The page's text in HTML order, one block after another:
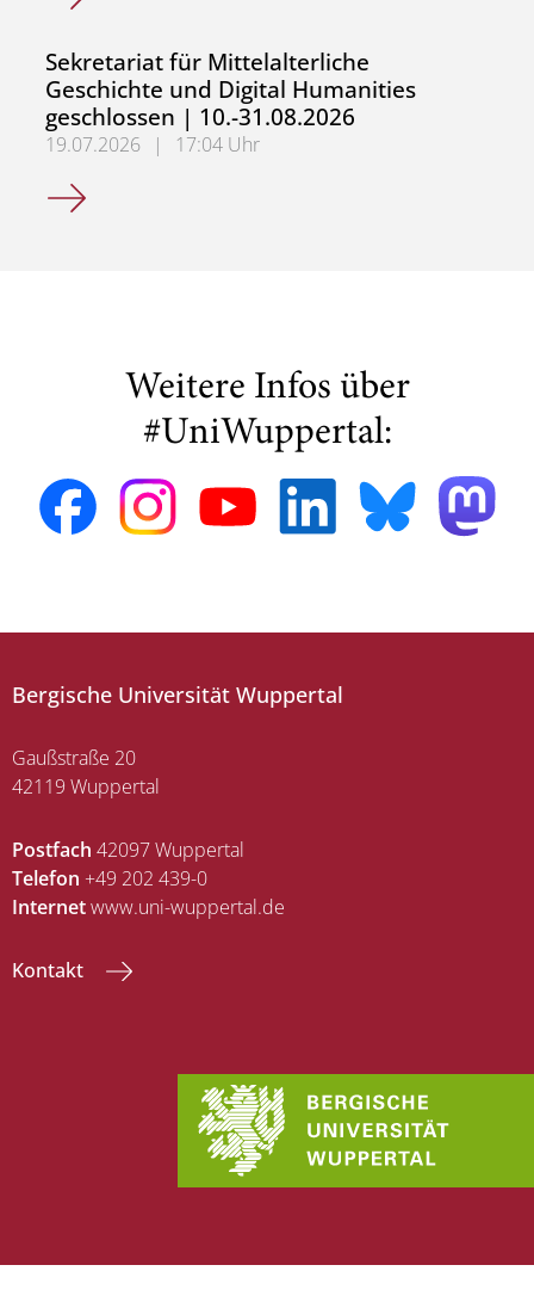
Sekretariat für Mittelalterliche
Geschichte und Digital Humanities
geschlossen | 10.-31.08.2026
19.07.2026 |
17:04 Uhr
Sekretariat für Mittelalterliche Geschichte und Digital
Weitere Infos über
#UniWuppertal:
Bergische Universität Wuppertal
Gaußstraße 20
42119 Wuppertal
Postfach 42097 Wuppertal
Telefon +49 202 439-0
Internetwww.uni-wuppertal.de
Kontakt